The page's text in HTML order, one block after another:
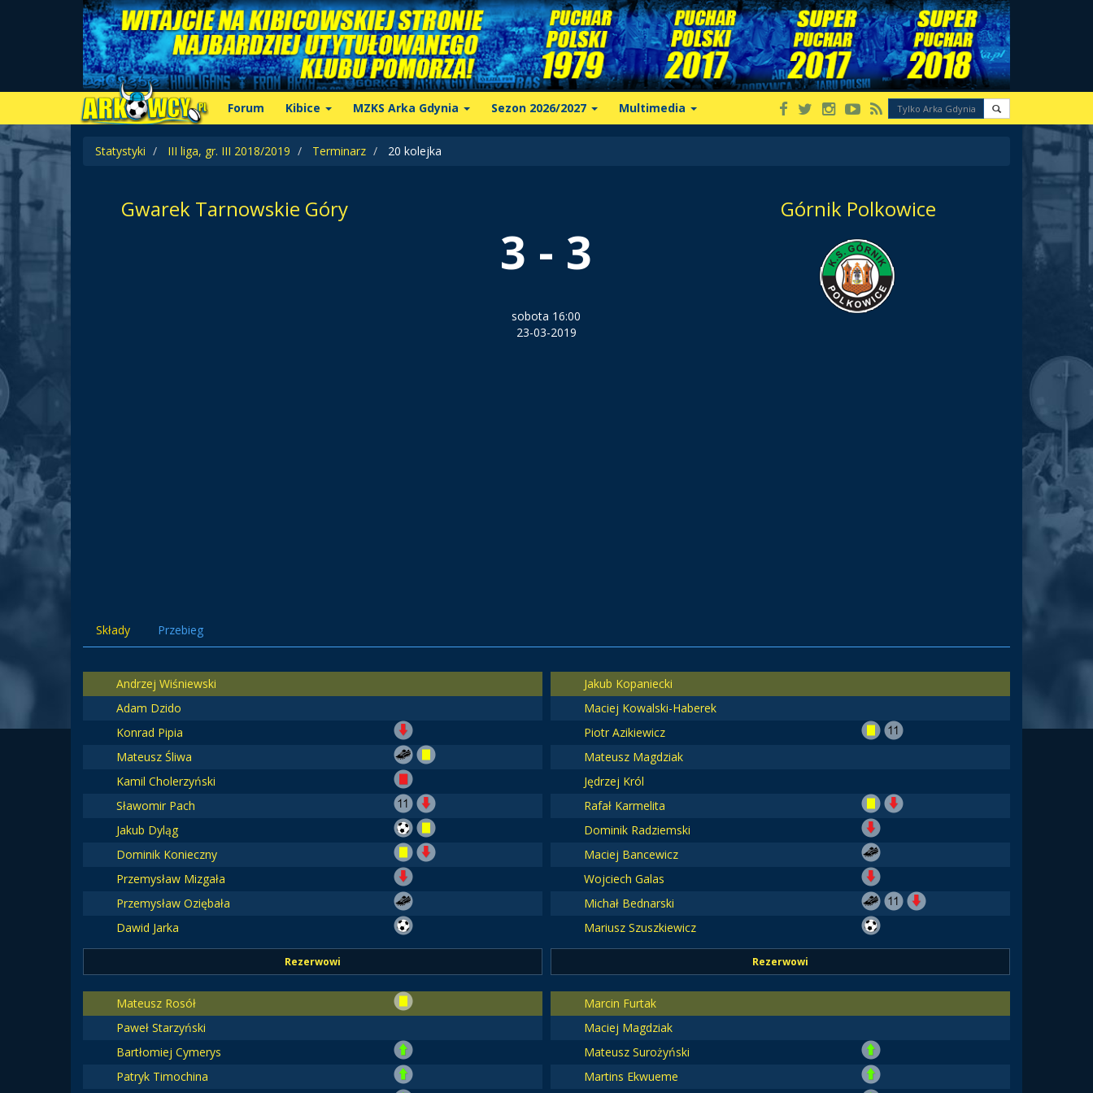
Forum Kibice MZKS Arka Gdynia Sezon 2026/2027 Multimedia
Statystyki III liga, gr. III 2018/2019 Terminarz 20 kolejka
Gwarek Tarnowskie Góry
3 - 3
sobota 16:00
23-03-2019
Górnik Polkowice
Składy Przebieg
Andrzej Wiśniewski
Adam Dzido
Konrad Pipia
Mateusz Śliwa
Kamil Cholerzyński
Sławomir Pach
Jakub Dyląg
Dominik Konieczny
Przemysław Mizgała
Przemysław Oziębała
Dawid Jarka
Rezerwowi
Mateusz Rosół
Paweł Starzyński
Bartłomiej Cymerys
Patryk Timochina
Jakub Kopaniecki
Maciej Kowalski-Haberek
Piotr Azikiewicz
Mateusz Magdziak
Jędrzej Król
Rafał Karmelita
Dominik Radziemski
Maciej Bancewicz
Wojciech Galas
Michał Bednarski
Mariusz Szuszkiewicz
Rezerwowi
Marcin Furtak
Maciej Magdziak
Mateusz Surożyński
Martins Ekwueme